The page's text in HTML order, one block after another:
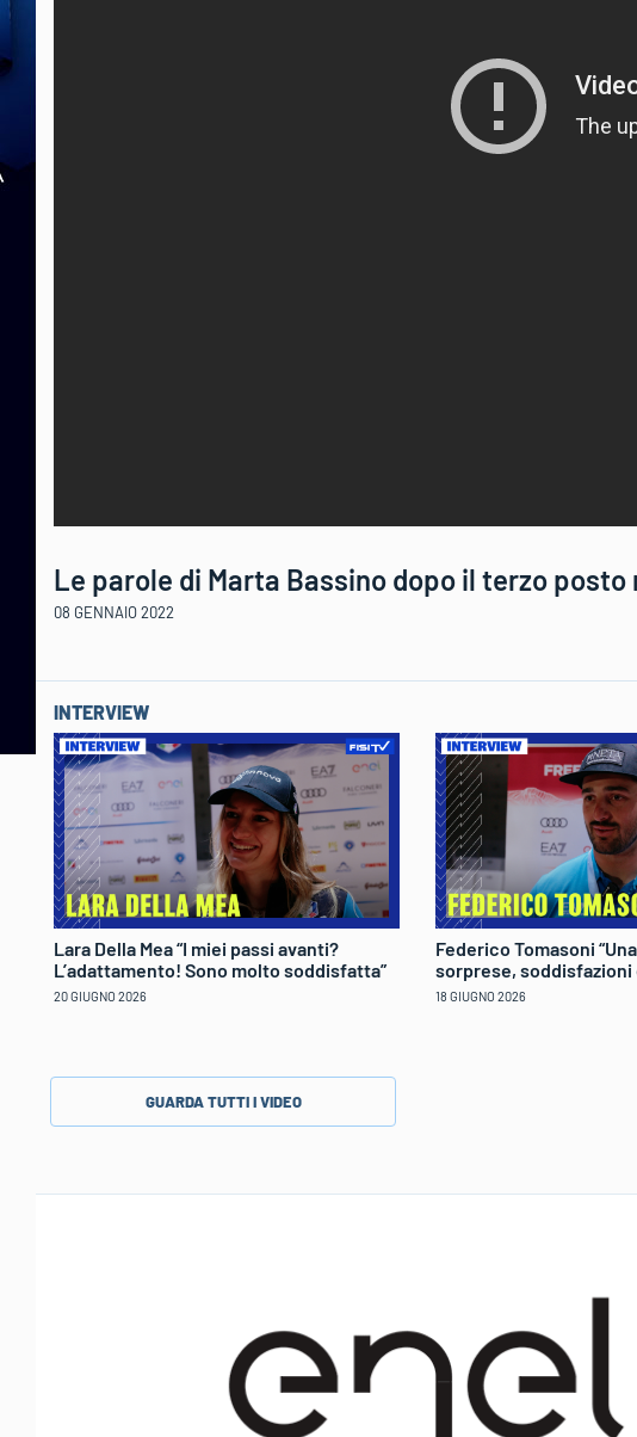
Le parole di Marta Bassino dopo il terzo posto
08 GENNAIO 2022
INTERVIEW
Lara Della Mea “I miei passi avanti?
L’adattamento! Sono molto soddisfatta”
20 GIUGNO 2026
Federico Tomasoni
sorprese, soddisfazioni
18 GIUGNO 2026
GUARDA TUTTI I VIDEO